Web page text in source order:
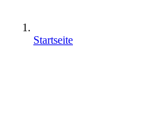
Startseite